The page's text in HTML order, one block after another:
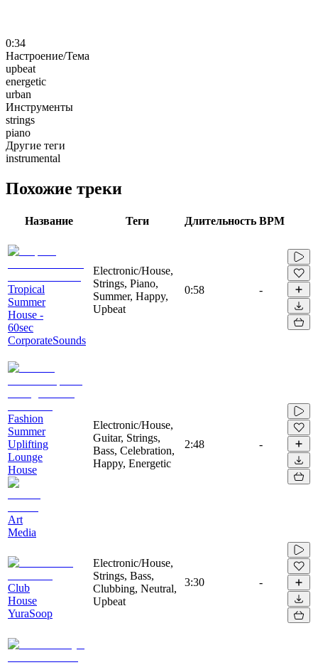
0:34
Настроение/Тема
upbeat
energetic
urban
Инструменты
strings
piano
Другие теги
instrumental
Похожие треки
Название Теги Длительность BPM
Tropical
Summer
House -
60sec
CorporateSounds
Electronic/House,
Strings, Piano,
Summer, Happy,
Upbeat
0:58 -
Fashion
Summer
Uplifting
Lounge
House
Art
Media
Electronic/House,
Guitar, Strings,
Bass, Celebration,
Happy, Energetic
2:48 -
Club
House
YuraSoop
Electronic/House,
Strings, Bass,
Clubbing, Neutral,
Upbeat
3:30 -